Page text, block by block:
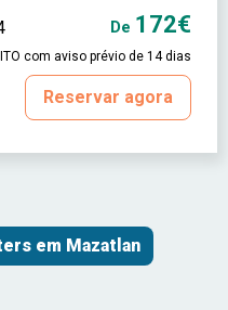
De 172€
com aviso prévio de 14 dias
Reservar agora
em Mazatlan